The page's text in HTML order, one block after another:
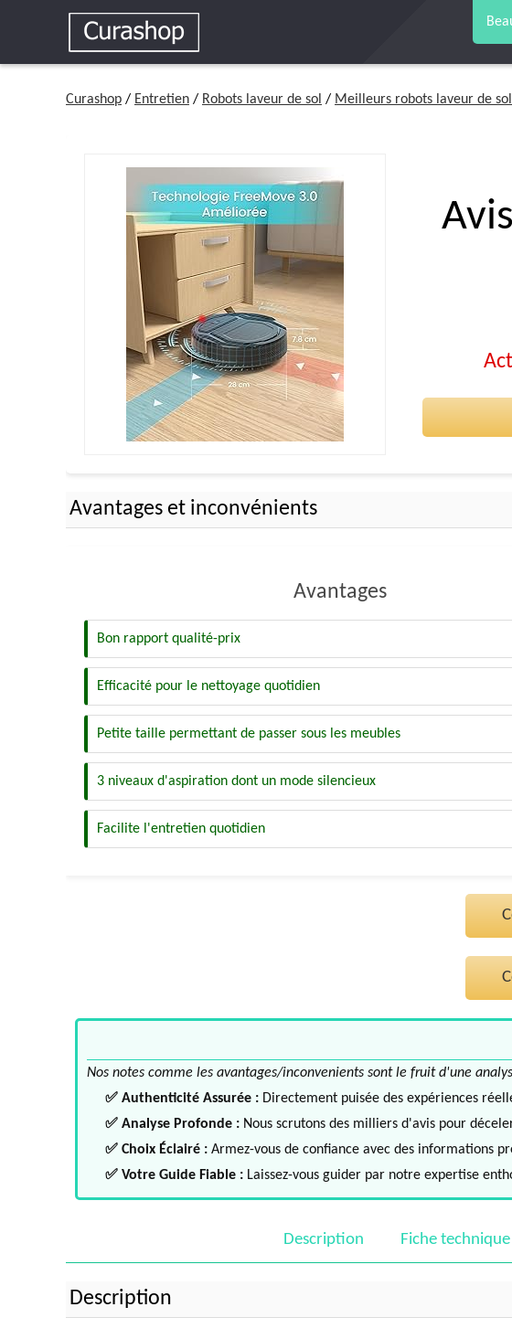
Curashop / Entretien / Robots laveur de sol / Meilleurs robots laveur de
Avantages et inconvénients
Avantages
Bon rapport qualité-prix
Efficacité pour le nettoyage quotidien
Petite taille permettant de passer sous les meubles
3 niveaux d'aspiration dont un mode silencieux
Facilite l'entretien quotidien
Nos notes comme les avantages/inconvenients sont le fruit d'une
✅ Authenticité Assurée : Directement puisée des expériences
✅ Analyse Profonde : Nous scrutons des milliers d'avis pour
✅ Choix Éclairé : Armez-vous de confiance avec des informations
✅ Votre Guide Fiable : Laissez-vous guider par notre expertise
Description Fiche technique
Description